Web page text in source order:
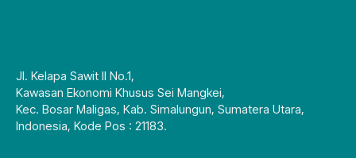
Jl. Kelapa Sawit II No.1,
Kawasan Ekonomi Khusus Sei Mangkei,
Kec. Bosar Maligas, Kab. Simalungun, Sumatera Utara,
Indonesia, Kode Pos : 21183.